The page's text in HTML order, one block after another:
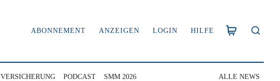
ABONNEMENT ANZEIGEN LOGIN HILFE
VERSICHERUNG PODCAST SMM 2026 ALLE NEWS